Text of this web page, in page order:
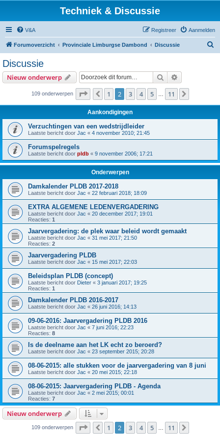
Techniek & Discussie
V&A Aanmelden
Registreer
Forumoverzicht Provinciale Limburgse Dambond Discussie
Discussie
Nieuw onderwerp Zoek
109 onderwerpen Pagina van 11
Vorige
1 2 3 4 5 11
Aankondigingen
Verzuchtingen van een wedstrijdleider
Laatste bericht door Jac « 4 november 2010; 21:45
Forumspelregels
Laatste bericht door pldb « 9 november 2006; 17:21
Onderwerpen
Damkalender PLDB 2017-2018
Laatste bericht door Jac « 22 februari 2018; 18:09
EXTRA ALGEMENE LEDENVERGADERING
Laatste bericht door Jac « 20 december 2017; 19:01
Reacties: 1
Jaarvergadering: de plek waar beleid wordt gemaakt
Laatste bericht door Jac « 31 mei 2017; 21:50
Reacties: 2
Jaarvergadering PLDB
Laatste bericht door Jac « 15 mei 2017; 22:03
Beleidsplan PLDB (concept)
Laatste bericht door Dieter « 3 januari 2017; 19:25
Reacties: 1
Damkalender PLDB 2016-2017
Laatste bericht door Jac « 26 juni 2016; 14:13
09-06-2016: Jaarvergadering PLDB 2016
Laatste bericht door Jac « 7 juni 2016; 22:23
Reacties: 8
Is de deelname aan het LK echt zo beroerd?
Laatste bericht door Jac « 23 september 2015; 20:28
08-06-2015: alle stukken voor de jaarvergadering van 8 juni
Laatste bericht door Jac « 20 mei 2015; 22:18
08-06-2015: Jaarvergadering PLDB - Agenda
Laatste bericht door Jac « 2 mei 2015; 00:01
Reacties: 7
Nieuw onderwerp
109 onderwerpen Pagina van 11
Vorige
1 2 3 4 5 11